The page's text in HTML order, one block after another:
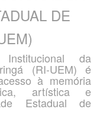
DE
da
(RI-UEM) é
à memória
artística e
Estadual de